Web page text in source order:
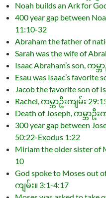
Noah builds an Ark for
400 year gap between
11:10-32
Abraham the father of
Sarah was the wife of
Isaac Abraham’s son, ကမ္
Esau was Isaac’s
Jacob the favorite son of
Rachel, ကမ္ဘာဦးကျမ်း
Death of Joseph, ကမ္ဘာဦး
300 year gap between
50:22-Exodus 1:22
Miriam the older sister
10
God spoke to Moses
ကျမ်း။ 3:1-4:17